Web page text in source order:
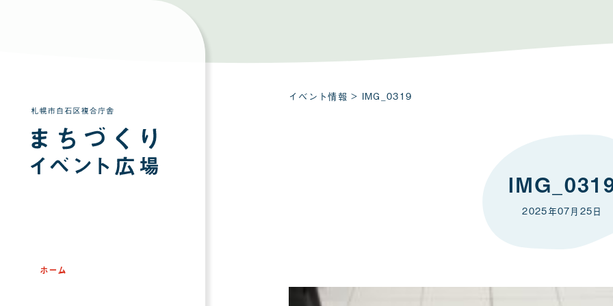
ホーム
イベント情報 > IMG_0319
2025年07月25日